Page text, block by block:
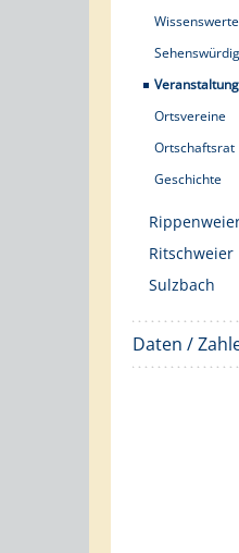
Ortsvereine
Ortschaftsrat
Geschichte
Ritschweier
Sulzbach
Daten /